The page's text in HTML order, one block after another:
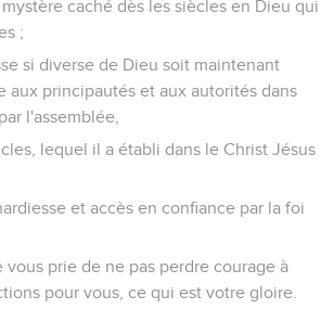
caché dès les siècles en Dieu qui
;
si diverse de Dieu soit maintenant
aux principautés et aux autorités dans
l'assemblée,
lequel il a établi dans le Christ Jésus
et accès en confiance par la foi
vous prie de ne pas perdre courage à
pour vous, ce qui est votre gloire.